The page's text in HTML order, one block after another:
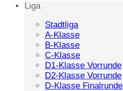
Liga
Stadtliga
A-Klasse
B-Klasse
C-Klasse
D1-Klasse Vorrunde
D2-Klasse Vorrunde
D-Klasse Finalrunde